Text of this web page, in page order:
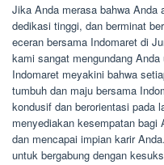
Jika Anda merasa bahwa Anda
dedikasi tinggi, dan berminat
eceran bersama Indomaret di
kami sangat mengundang
Indomaret meyakini bahwa
tumbuh dan maju bersama
kondusif dan berorientasi pada
menyediakan kesempatan
dan mencapai impian karir
untuk bergabung dengan